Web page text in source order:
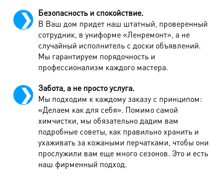
Шуба до 90 см дорогой мех
3420 руб.
Шуба от 90 см недорогой мех
2720 руб.
Шуба до 90 см недорогой мех
Опушка
Палантин (недорогой мех)
730 руб.
Палантин (дорогой мех)
1060 руб.
Капюшон, шапка, воротник (недорогой мех)
610 руб.
Капюшон, шапка, воротник (дорогой мех)
Безопасность и спокойствие.
В Ваш дом придет наш штатный, проверенный
сотрудник, в униформе «Ленремонт», а не
случайный исполнитель с доски объявлений.
Мы гарантируем порядочность и
профессионализм каждого мастера.
Забота, а не просто услуга.
Мы подходим к каждому заказу с принципом:
«Делаем как для себя». Помимо самой
химчистки, мы обязательно дадим вам
подробные советы, как правильно хранить и
ухаживать за кожаными перчатками, чтобы они
прослужили вам еще много сезонов. Это и есть
наш фирменный подход.